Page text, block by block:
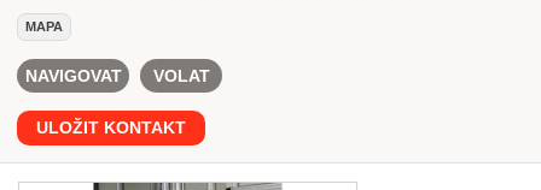
MAPA
NAVIGOVAT VOLAT
ULOŽIT KONTAKT